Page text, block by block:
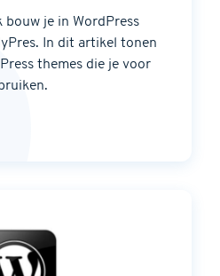
bouw je in WordPress
In dit artikel tonen
themes die je voor